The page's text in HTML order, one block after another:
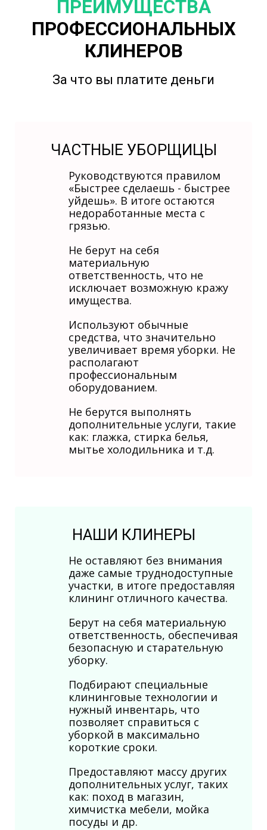
ПРЕИМУЩЕСТВА
ПРОФЕССИОНАЛЬНЫХ
КЛИНЕРОВ
За что вы платите деньги
ЧАСТНЫЕ УБОРЩИЦЫ
Руководствуются правилом
«Быстрее сделаешь - быстрее
уйдешь». В итоге остаются
недоработанные места с
грязью.
Не берут на себя
материальную
ответственность, что не
исключает возможную кражу
имущества.
Используют обычные
средства, что значительно
увеличивает время уборки. Не
располагают
профессиональным
оборудованием.
Не берутся выполнять
дополнительные услуги, такие
как: глажка, стирка белья,
мытье холодильника и т.д.
НАШИ КЛИНЕРЫ
Не оставляют без внимания
даже самые труднодоступные
участки, в итоге предоставляя
клининг отличного качества.
Берут на себя материальную
ответственность, обеспечивая
безопасную и старательную
уборку.
Подбирают специальные
клининговые технологии и
нужный инвентарь, что
позволяет справиться с
уборкой в максимально
короткие сроки.
Предоставляют массу других
дополнительных услуг, таких
как: поход в магазин,
химчистка мебели, мойка
посуды и др.